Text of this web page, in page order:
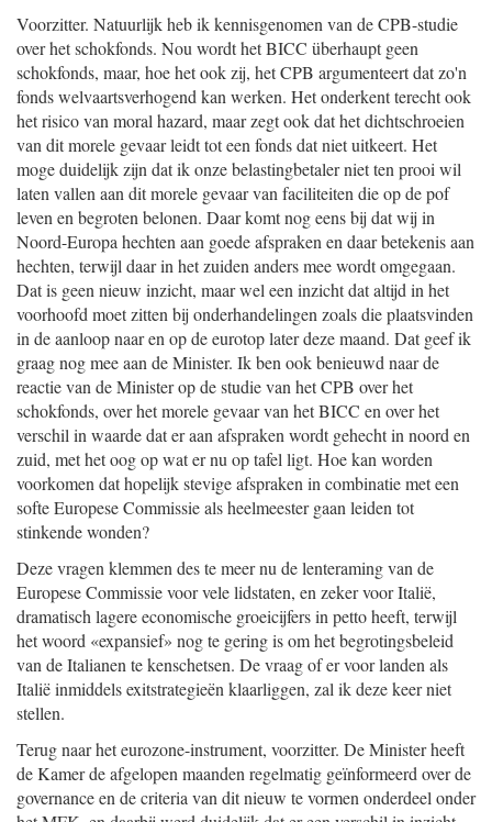
Voorzitter. Natuurlijk heb ik kennisgenomen van de CPB-studie
over het schokfonds. Nou wordt het BICC überhaupt geen
schokfonds, maar, hoe het ook zij, het CPB argumenteert dat zo'n
fonds welvaartsverhogend kan werken. Het onderkent terecht ook
het risico van moral hazard, maar zegt ook dat het dichtschroeien
van dit morele gevaar leidt tot een fonds dat niet uitkeert. Het
moge duidelijk zijn dat ik onze belastingbetaler niet ten prooi wil
laten vallen aan dit morele gevaar van faciliteiten die op de pof
leven en begroten belonen. Daar komt nog eens bij dat wij in
Noord-Europa hechten aan goede afspraken en daar betekenis aan
hechten, terwijl daar in het zuiden anders mee wordt omgegaan.
Dat is geen nieuw inzicht, maar wel een inzicht dat altijd in het
voorhoofd moet zitten bij onderhandelingen zoals die plaatsvinden
in de aanloop naar en op de eurotop later deze maand. Dat geef ik
graag nog mee aan de Minister. Ik ben ook benieuwd naar de
reactie van de Minister op de studie van het CPB over het
schokfonds, over het morele gevaar van het BICC en over het
verschil in waarde dat er aan afspraken wordt gehecht in noord en
zuid, met het oog op wat er nu op tafel ligt. Hoe kan worden
voorkomen dat hopelijk stevige afspraken in combinatie met een
softe Europese Commissie als heelmeester gaan leiden tot
stinkende wonden?
Deze vragen klemmen des te meer nu de lenteraming van de
Europese Commissie voor vele lidstaten, en zeker voor Italië,
dramatisch lagere economische groeicijfers in petto heeft, terwijl
het woord «expansief» nog te gering is om het begrotingsbeleid
van de Italianen te kenschetsen. De vraag of er voor landen als
Italië inmiddels exitstrategieën klaarliggen, zal ik deze keer niet
stellen.
Terug naar het eurozone-instrument, voorzitter. De Minister heeft
de Kamer de afgelopen maanden regelmatig geïnformeerd over de
governance en de criteria van dit nieuw te vormen onderdeel onder